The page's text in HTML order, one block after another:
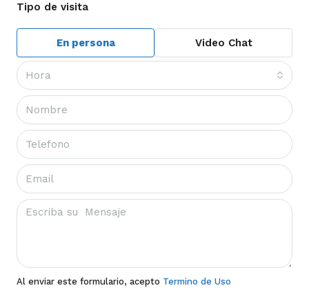
Tipo de visita
En persona Video Chat
Hora
Al enviar este formulario, acepto Termino de Uso